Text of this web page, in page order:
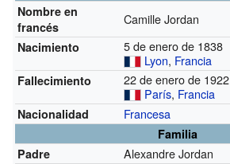
Nombre en
francés
Camille Jordan
Nacimiento
5 de enero de 1838
Lyon, Francia
Fallecimiento
22 de enero de 1922
París, Francia
Nacionalidad Francesa
Familia
Padre
Alexandre Jordan